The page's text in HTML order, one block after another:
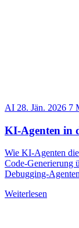
AI 28. Jän. 2026 7
KI-Agenten in
Wie KI-Agenten
Code-Generierung
Debugging-
Weiterlesen